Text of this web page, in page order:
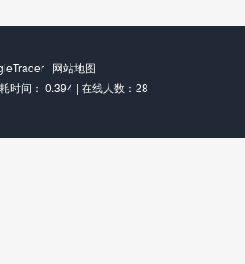
网站地图
时间： 0.394 | 在线人数：28